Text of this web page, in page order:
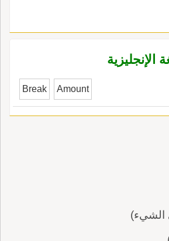
الإنجليزية
Break Amount
الشيء)